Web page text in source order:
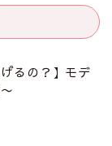
るの？】モデ